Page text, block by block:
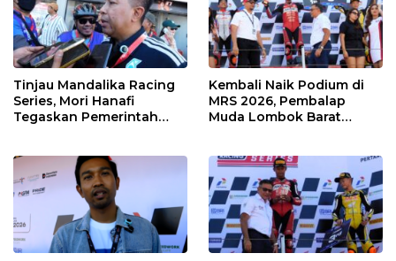
Tinjau Mandalika Racing
Series, Mori Hanafi
Tegaskan Pemerintah
Kembali Naik Podium di
MRS 2026, Pembalap
Muda Lombok Barat